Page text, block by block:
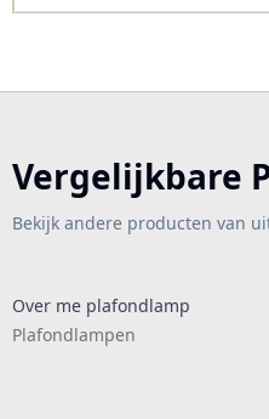
Vergelijkbare
Bekijk andere producten van
Over me plafondlamp
Plafondlampen